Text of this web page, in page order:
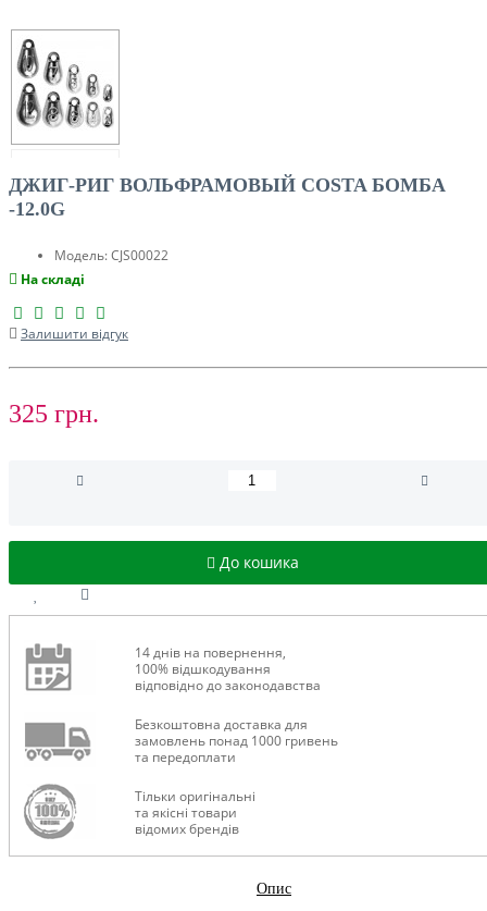
ДЖИГ-РИГ ВОЛЬФРАМОВЫЙ COSTA БОМБА
-12.0G
Модель:CJS00022
На складі
Залишити відгук
325 грн.
До кошика
14 днів на повернення,
100% відшкодування
відповідно до законодавства
Безкоштовна доставка для
замовлень понад 1000 гривень
та передоплати
Тільки оригінальні
та якісні товари
відомих брендів
Опис